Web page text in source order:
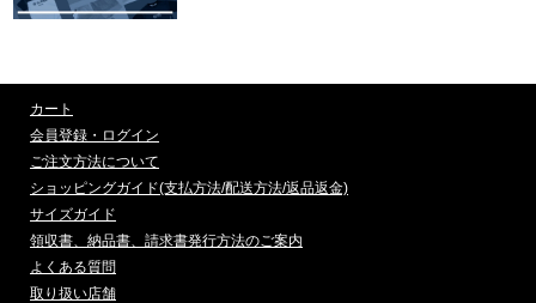
カート
会員登録・ログイン
ご注文方法について
ショッピングガイド(支払方法/配送方法/返品返金)
サイズガイド
領収書、納品書、請求書発行方法のご案内
よくある質問
取り扱い店舗